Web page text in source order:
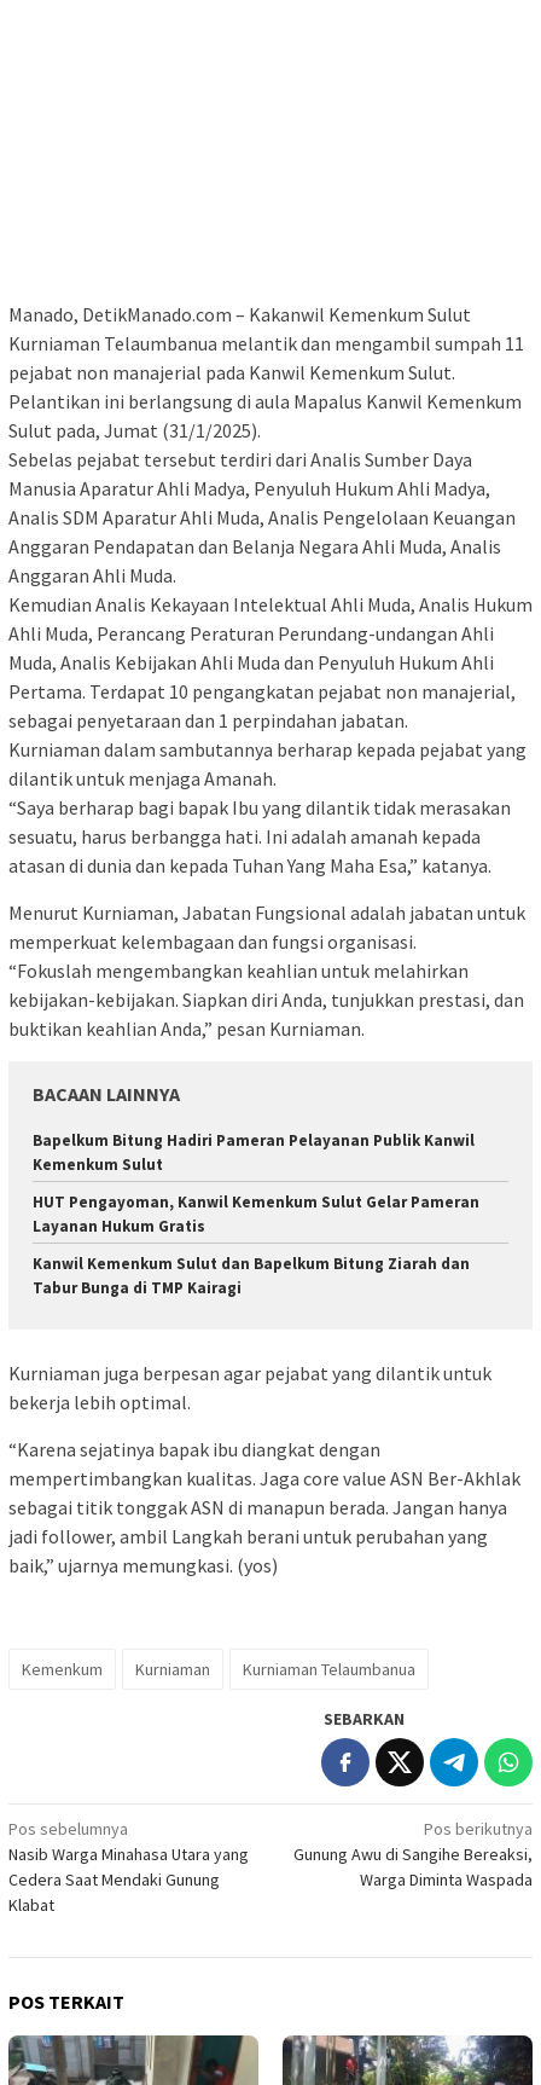
Manado, DetikManado.com – Kakanwil Kemenkum Sulut
Kurniaman Telaumbanua melantik dan mengambil sumpah 11
pejabat non manajerial pada Kanwil Kemenkum Sulut.
Pelantikan ini berlangsung di aula Mapalus Kanwil Kemenkum
Sulut pada, Jumat (31/1/2025).
Sebelas pejabat tersebut terdiri dari Analis Sumber Daya
Manusia Aparatur Ahli Madya, Penyuluh Hukum Ahli Madya,
Analis SDM Aparatur Ahli Muda, Analis Pengelolaan Keuangan
Anggaran Pendapatan dan Belanja Negara Ahli Muda, Analis
Anggaran Ahli Muda.
Kemudian Analis Kekayaan Intelektual Ahli Muda, Analis Hukum
Ahli Muda, Perancang Peraturan Perundang-undangan Ahli
Muda, Analis Kebijakan Ahli Muda dan Penyuluh Hukum Ahli
Pertama. Terdapat 10 pengangkatan pejabat non manajerial,
sebagai penyetaraan dan 1 perpindahan jabatan.
Kurniaman dalam sambutannya berharap kepada pejabat yang
dilantik untuk menjaga Amanah.
“Saya berharap bagi bapak Ibu yang dilantik tidak merasakan
sesuatu, harus berbangga hati. Ini adalah amanah kepada
atasan di dunia dan kepada Tuhan Yang Maha Esa,” katanya.
Menurut Kurniaman, Jabatan Fungsional adalah jabatan untuk
memperkuat kelembagaan dan fungsi organisasi.
“Fokuslah mengembangkan keahlian untuk melahirkan
kebijakan-kebijakan. Siapkan diri Anda, tunjukkan prestasi, dan
buktikan keahlian Anda,” pesan Kurniaman.
BACAAN LAINNYA
‎Bapelkum Bitung Hadiri Pameran Pelayanan Publik Kanwil
Kemenkum Sulut
HUT Pengayoman, Kanwil Kemenkum Sulut Gelar Pameran
Layanan Hukum Gratis
‎Kanwil Kemenkum Sulut dan Bapelkum Bitung Ziarah dan
Tabur Bunga di TMP Kairagi
Kurniaman juga berpesan agar pejabat yang dilantik untuk
bekerja lebih optimal.
“Karena sejatinya bapak ibu diangkat dengan
mempertimbangkan kualitas. Jaga core value ASN Ber-Akhlak
sebagai titik tonggak ASN di manapun berada. Jangan hanya
jadi follower, ambil Langkah berani untuk perubahan yang
baik,” ujarnya memungkasi. (yos)
Kemenkum Kurniaman Kurniaman Telaumbanua
SEBARKAN
Navigasi
pos
Pos sebelumnya
Nasib Warga Minahasa Utara yang
Cedera Saat Mendaki Gunung
Klabat
Pos berikutnya
Gunung Awu di Sangihe Bereaksi,
Warga Diminta Waspada
POS TERKAIT